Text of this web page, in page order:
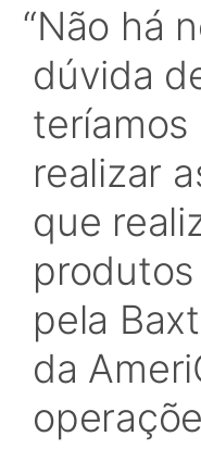
Não há
dúvida
realizar
que
pela
da